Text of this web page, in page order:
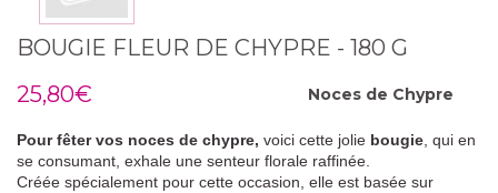
BOUGIE FLEUR DE CHYPRE - 180 G
25,80€
Noces de Chypre
Pour fêter vos noces de chypre, voici cette jolie bougie, qui en
se consumant, exhale une senteur florale raffinée.
Créée spécialement pour cette occasion, elle est basée sur